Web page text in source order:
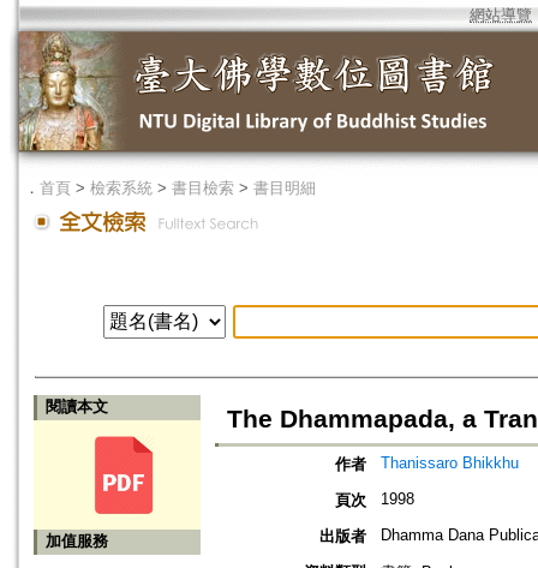
網站導覽
． 首頁 > 檢索系統 > 書目檢索 > 書目明細
閱讀本文
加值服務
The Dhammapada, a
作者 Thanissaro Bhikkhu
頁次 1998
出版者 Dhamma Dana